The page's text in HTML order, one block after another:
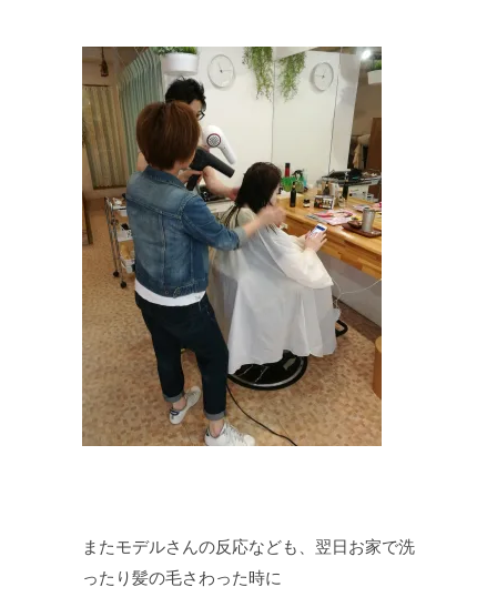
またモデルさんの反応なども、翌日お家で洗
ったり髪の毛さわった時に